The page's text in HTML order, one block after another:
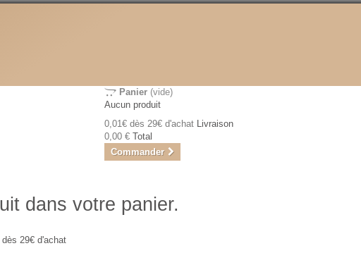
Panier (vide)
Aucun produit
0,01€ dès 29€ d'achat Livraison
0,00 € Total
Commander
dans votre panier.
dès 29€ d'achat